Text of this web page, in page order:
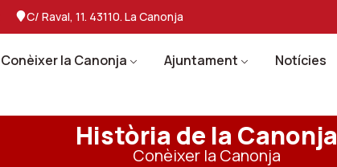
C/ Raval, 11. 43110. La Canonja
Conèixer la Canonja Ajuntament
Notícies
Història de la Canonja
Conèixer la Canonja